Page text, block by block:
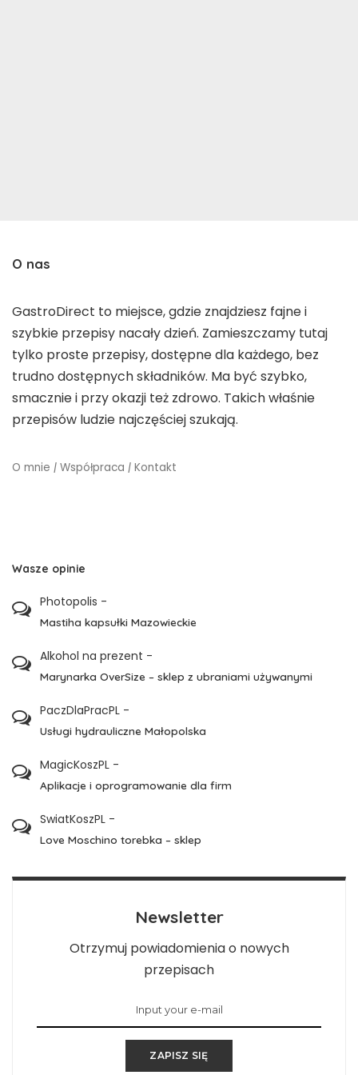
O nas
GastroDirect to miejsce, gdzie znajdziesz fajne i
szybkie przepisy nacały dzień. Zamieszczamy tutaj
tylko proste przepisy, dostępne dla każdego, bez
trudno dostępnych składników. Ma być szybko,
smacznie i przy okazji też zdrowo. Takich właśnie
przepisów ludzie najczęściej szukają.
O mnie | Współpraca | Kontakt
Wasze opinie
Photopolis -
Mastiha kapsułki Mazowieckie
Alkohol na prezent -
Marynarka OverSize – sklep z ubraniami używanymi
PaczDlaPracPL -
Usługi hydrauliczne Małopolska
MagicKoszPL -
Aplikacje i oprogramowanie dla firm
SwiatKoszPL -
Love Moschino torebka – sklep
Newsletter
Otrzymuj powiadomienia o nowych
przepisach
ZAPISZ SIĘ